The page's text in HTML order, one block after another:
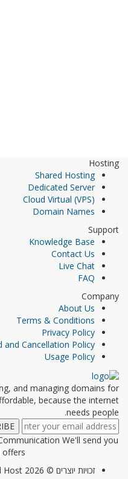
Hosting
Shared Hosting
Dedicated Server
Cloud Virtual (VPS)
Domain Names
Support
Knowledge Base
Contact Us
Live Chat
FAQ
Company
About Us
Terms & Conditions
Privacy Policy
and Cancellation Policy
Usage Policy
and managing domains for
because the internet
needs people.
We'll send you
זכויות יוצרים © 2026 Stead Host כל הזכויות שמורות.